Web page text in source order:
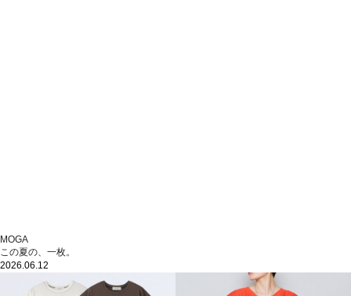
MOGA
この夏の、一枚。
2026.06.12